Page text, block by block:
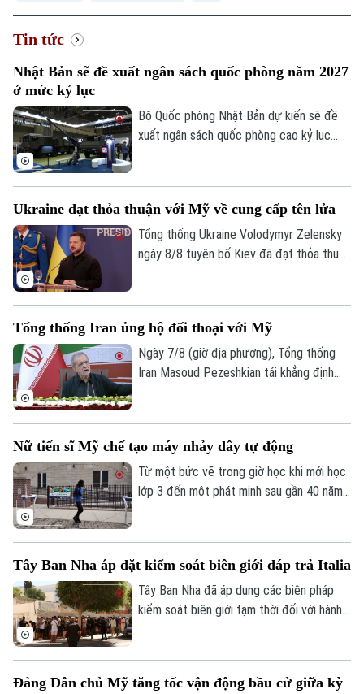
Thời sự
Hà Nội
Hà Nội
Nhịp sống Hà Nội
Tin tức
Nhật Bản sẽ đề xuất ngân sách quốc phòng năm 2027
ở mức kỷ lục
Bộ Quốc phòng Nhật Bản dự kiến sẽ đề
xuất ngân sách quốc phòng cao kỷ lục
Ukraine đạt thỏa thuận với Mỹ về cung cấp tên lửa
Tổng thống Ukraine Volodymyr Zelensky
ngày 8/8 tuyên bố Kiev đã đạt thỏa thuận
lượng này chưa đủ để đáp ứng nhu cầu
thực tế.
Tổng thống Iran ủng hộ đối thoại với Mỹ
Ngày 7/8 (giờ địa phương), Tổng thống
Iran Masoud Pezeshkian tái khẳng định
hàng.
Nữ tiến sĩ Mỹ chế tạo máy nhảy dây tự động
Từ một bức vẽ trong giờ học khi mới học
lớp 3 đến một phát minh sau gần 40 năm
mang tên Jump Dreams không chỉ mở ra
trải nghiệm mới cho người yêu thích môn
nhảy dây đôi mà còn truyền cảm hứng về
Tây Ban Nha áp đặt kiểm soát biên giới đáp trả Italia
Tây Ban Nha đã áp dụng các biện pháp
kiểm soát biên giới tạm thời đối với hành
hoảng di cư tại Ceuta, vùng lãnh thổ của
Đảng Dân chủ Mỹ tăng tốc vận động bầu cử giữa kỳ